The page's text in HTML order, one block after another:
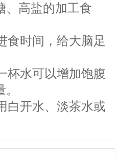
、高盐的加工食
食时间，给大脑足
杯水可以增加饱腹
。
白开水、淡茶水或